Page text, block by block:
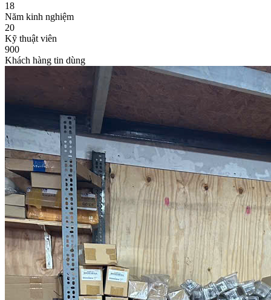
18
Năm kinh nghiệm
20
Kỹ thuật viên
900
Khách hàng tin dùng